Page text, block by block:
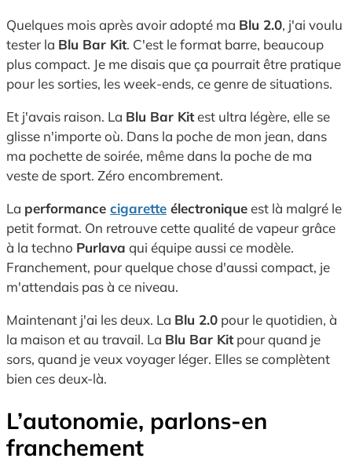
Quelques mois après avoir adopté ma Blu 2.0, j'ai voulu
tester la Blu Bar Kit. C'est le format barre, beaucoup
plus compact. Je me disais que ça pourrait être pratique
pour les sorties, les week-ends, ce genre de situations.
Et j'avais raison. La Blu Bar Kitest ultra légère, elle se
glisse n'importe où. Dans la poche de mon jean, dans
ma pochette de soirée, même dans la poche de ma
veste de sport. Zéro encombrement.
La performance cigarette électroniqueest là malgré le
petit format. On retrouve cette qualité de vapeur grâce
à la techno Purlava qui équipe aussi ce modèle.
Franchement, pour quelque chose d'aussi compact, je
m'attendais pas à ce niveau.
Maintenant j'ai les deux. La Blu 2.0 pour le quotidien, à
la maison et au travail. La Blu Bar Kitpour quand je
sors, quand je veux voyager léger. Elles se complètent
bien ces deux-là.
L’autonomie, parlons-en
franchement